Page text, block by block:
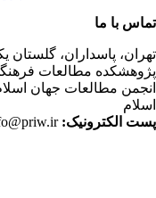
با ما
مطالعات فرهنگی
مطالعات جهان
الکترونیک: